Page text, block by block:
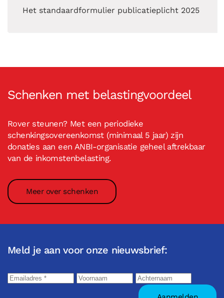
Het standaardformulier publicatieplicht 2025
Schenken met belastingvoordeel
Rover steunen? Met een periodieke
schenkingsovereenkomst (minimaal 5 jaar) zijn
donaties aan een ANBI-organisatie geheel aftrekbaar
van de inkomstenbelasting.
Meer over schenken
Meld je aan voor onze nieuwsbrief: